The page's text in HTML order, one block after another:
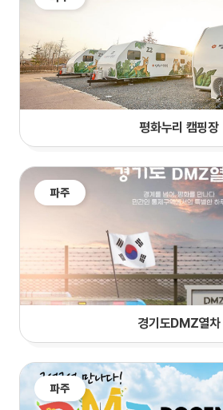
평화누리 캠핑장
파주
경기도DMZ열차
파주